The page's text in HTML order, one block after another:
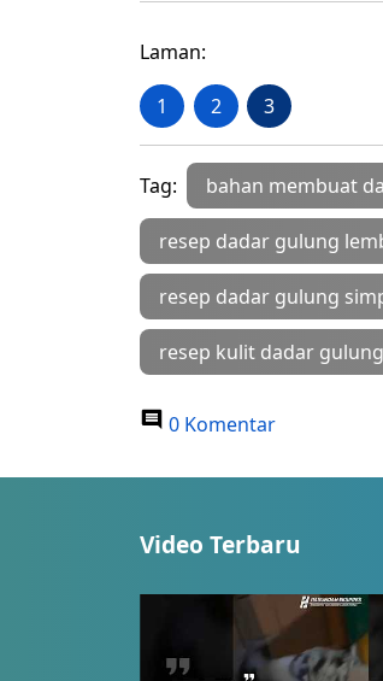
Laman:
1 2 3
Tag: bahan membuat
resep dadar gulung
resep dadar gulung
resep kulit dadar
0 Komentar
Video Terbaru